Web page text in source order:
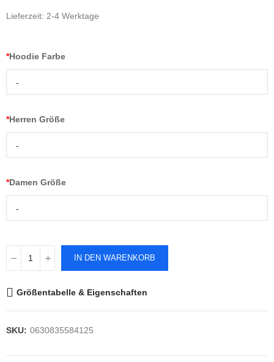
Lieferzeit: 2-4 Werktage
*Hoodie Farbe
-
*Herren Größe
-
*Damen Größe
-
IN DEN WARENKORB
Größentabelle & Eigenschaften
SKU: 0630835584125